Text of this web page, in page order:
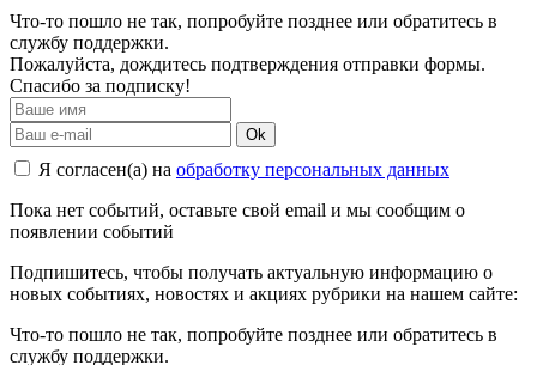
Что-то пошло не так, попробуйте позднее или обратитесь в
службу поддержки.
Пожалуйста, дождитесь подтверждения отправки формы.
Спасибо за подписку!
Ok
Я согласен(а) на обработку персональных данных
Пока нет событий, оставьте свой email и мы сообщим о
появлении событий
Подпишитесь, чтобы получать актуальную информацию о
новых событиях, новостях и акциях рубрики на нашем сайте:
Что-то пошло не так, попробуйте позднее или обратитесь в
службу поддержки.